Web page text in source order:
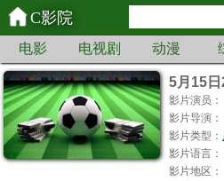
C影院
电影 电视剧 动漫
影片演员：
影片导演：
影片类型：
影片语言：
影片地区：